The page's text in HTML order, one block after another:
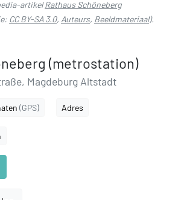
artikelRathaus Schöneberg
CC BY-SA 3.0, Auteurs, Beeldmateriaal).
(metrostation)
Magdeburg Altstadt
(GPS) Adres